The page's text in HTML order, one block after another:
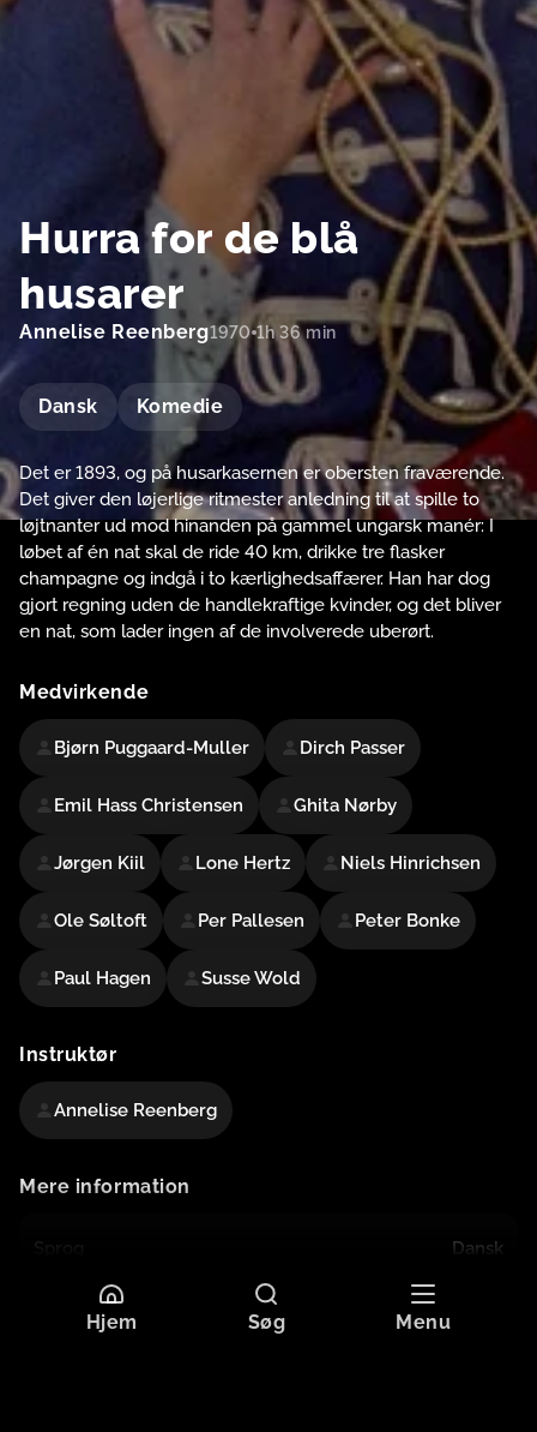
Hurra for de blå
husarer
Annelise Reenberg1970 1h 36 min
Dansk Komedie
Det er 1893, og på husarkasernen er obersten fraværende.
Det giver den løjerlige ritmester anledning til at spille to
løjtnanter ud mod hinanden på gammel ungarsk manér: I
løbet af én nat skal de ride 40 km, drikke tre flasker
champagne og indgå i to kærlighedsaffærer. Han har dog
gjort regning uden de handlekraftige kvinder, og det bliver
en nat, som lader ingen af de involverede uberørt.
Medvirkende
Bjørn Puggaard-Muller Dirch Passer
Emil Hass Christensen Ghita Nørby
Jørgen Kiil Lone Hertz Niels Hinrichsen
Ole Søltoft Per Pallesen Peter Bonke
Paul Hagen Susse Wold
Instruktør
Annelise Reenberg
Mere information
Sprog
Dansk
Originaltitel
HURRA FOR DE BLÅ HUSARER
FormatHjem Søg Menu